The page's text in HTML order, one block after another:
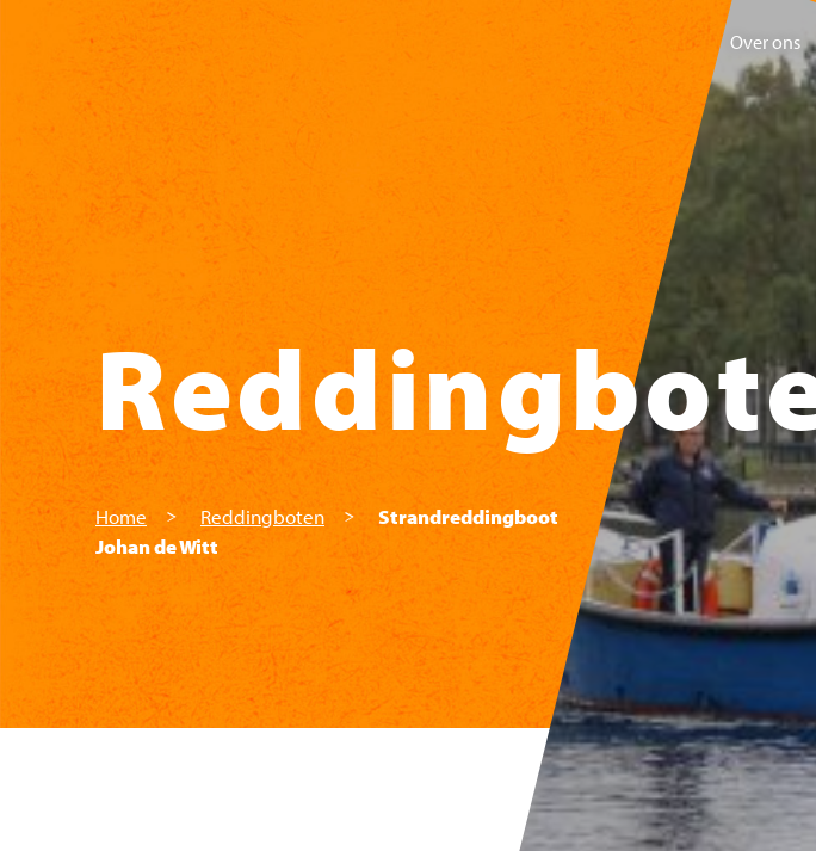
Skip to main content
Over ons
Home Reddingboten
Strandreddingboot
Johan de Witt